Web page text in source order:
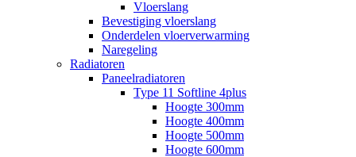
Vloerslang
Bevestiging vloerslang
Onderdelen vloerverwarming
Naregeling
Radiatoren
Paneelradiatoren
Type 11 Softline 4plus
Hoogte 300mm
Hoogte 400mm
Hoogte 500mm
Hoogte 600mm